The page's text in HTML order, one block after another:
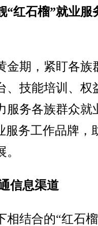
“红石榴”就业服
期，紧盯各族
、技能培训、权
服务各族群众就
服务工作品牌，
信息渠道
结合的“红石榴